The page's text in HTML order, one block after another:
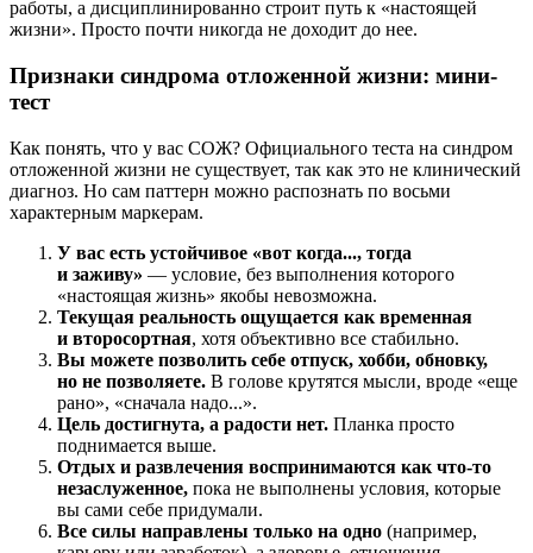
работы, а дисциплинированно строит путь к «настоящей
жизни». Просто почти никогда не доходит до нее.
Признаки синдрома отложенной жизни: мини-
тест
Как понять, что у вас СОЖ? Официального теста на синдром
отложенной жизни не существует, так как это не клинический
диагноз. Но сам паттерн можно распознать по восьми
характерным маркерам.
У вас есть устойчивое «вот когда..., тогда
и заживу» — условие, без выполнения которого
«настоящая жизнь» якобы невозможна.
Текущая реальность ощущается как временная
и второсортная, хотя объективно все стабильно.
Вы можете позволить себе отпуск, хобби, обновку,
но не позволяете. В голове крутятся мысли, вроде «еще
рано», «сначала надо...».
Цель достигнута, а радости нет. Планка просто
поднимается выше.
Отдых и развлечения воспринимаются как что-то
незаслуженное, пока не выполнены условия, которые
вы сами себе придумали.
Все силы направлены только на одно (например,